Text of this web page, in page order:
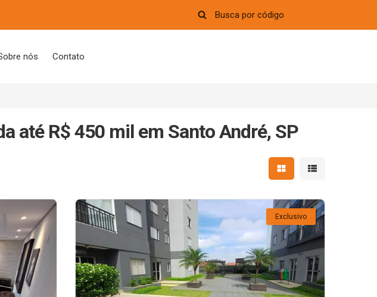
nós Contato
até R$ 450 mil em Santo André, SP
Mostrar resultados em
Mostrar
Exclusivo